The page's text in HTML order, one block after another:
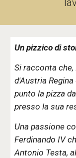
Un pizzico di
Si racconta
d'Austria
punto la pizza
presso la sua
Una passione
Ferdinando IV
Antonio Testa,